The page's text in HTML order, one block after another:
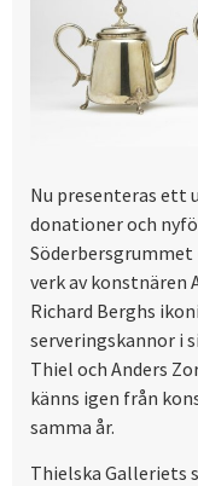
Nu presenteras ett
donationer och
Söderbersgrummet
verk av konstnären
Richard Berghs
serveringskannor i
Thiel och Anders
känns igen från
samma år.
Thielska Galleriets